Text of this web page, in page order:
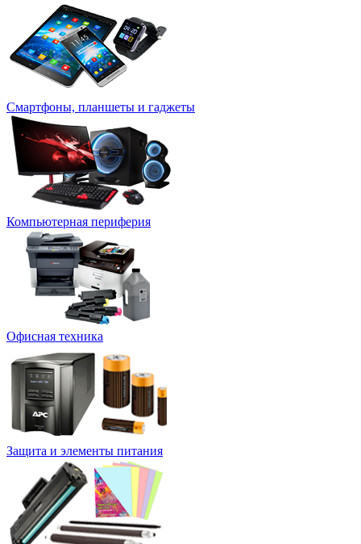
Смартфоны, планшеты и гаджеты
Компьютерная периферия
Офисная техника
Защита и элементы питания